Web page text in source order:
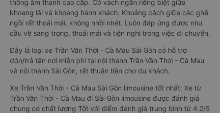
thống âm thanh cao cấp. Có vách ngăn riêng biệt giữa
khoang lái và khoang hành khách. Khoảng cách giữa các ghế
ngồi rất thoải mái, không nhồi nhét. Luôn đáp ứng được nhu
cầu về sang trọng, thoải mái và tiện nghi trong việc di chuyển.
Đây là loại xe Trần Văn Thời - Cà Mau Sài Gòn có hỗ trợ
đón/trả tận nơi miễn phí tại nội thành Trần Văn Thời - Cà Mau
và nội thành Sài Gòn, rất thuận tiện cho du khách.
Xe Trần Văn Thời - Cà Mau Sài Gòn limousine tốt nhất: Xe từ
Trần Văn Thời - Cà Mau đi Sài Gòn limousine được đánh giá
chung có chất lượng Tốt với điểm đánh giá trung bình từ 4.2/5